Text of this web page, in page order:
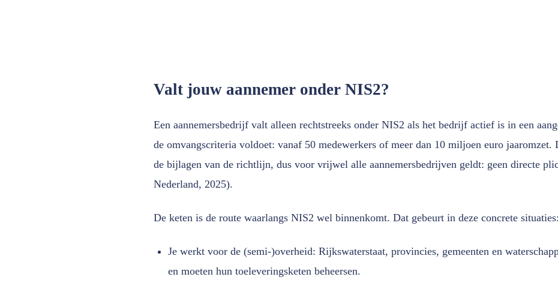
Valt jouw aannemer onder NIS2?
Een aannemersbedrijf valt alleen rechtstreeks onder NIS2 als het bedrijf actief is in een
de omvangscriteria voldoet: vanaf 50 medewerkers of meer dan 10 miljoen euro jaaromzet.
de bijlagen van de richtlijn, dus voor vrijwel alle aannemersbedrijven geldt: geen directe
Nederland, 2025).
De keten is de route waarlangs NIS2 wel binnenkomt. Dat gebeurt in deze concrete situaties:
Je werkt voor de (semi-)overheid: Rijkswaterstaat, provincies, gemeenten en
en moeten hun toeleveringsketen beheersen.